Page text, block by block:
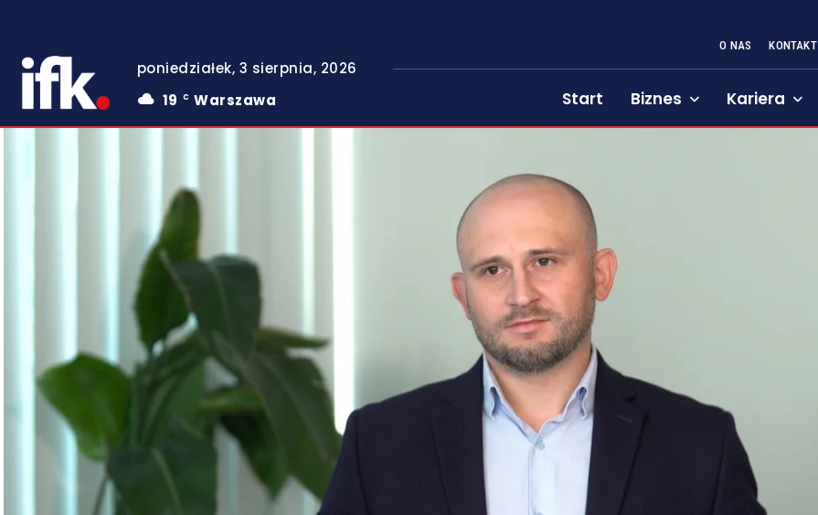
poniedziałek, 3 sierpnia, 2026
19
C Warszawa
O NAS KONTAKT
Start Biznes Kariera